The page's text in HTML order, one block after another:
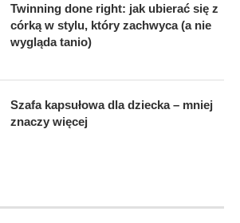
Twinning done right: jak ubierać się z
córką w stylu, który zachwyca (a nie
wygląda tanio)
Szafa kapsułowa dla dziecka – mniej
znaczy więcej